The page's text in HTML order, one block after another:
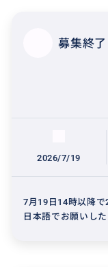
募集終了
2026/7/19
7月19日14時以降
日本語でお願いした